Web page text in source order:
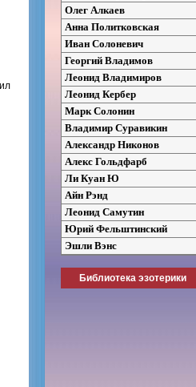
Олег Алкаев
Анна Политковская
Иван Солоневич
Георгий Владимов
Леонид Владимиров
Леонид Кербер
Марк Солонин
Владимир Суравикин
Александр Никонов
Алекс Гольдфарб
Ли Куан Ю
Айн Рэнд
Леонид Самутин
Юрий Фельштинский
Эшли Вэнс
Библиотека эзотерики